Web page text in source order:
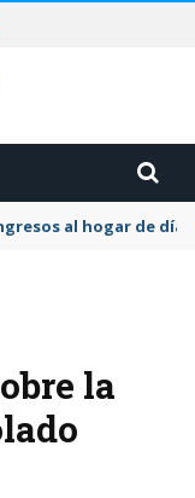
al hogar de día
la